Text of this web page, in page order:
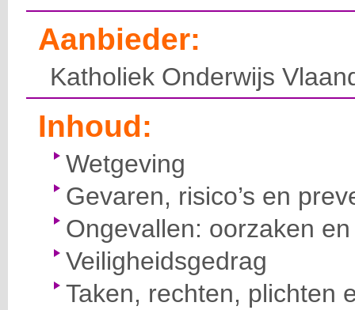
Aanbieder:
Katholiek Onderwijs
Inhoud:
Wetgeving
Gevaren, risico’s en
Ongevallen: oorzaken
Veiligheidsgedrag
Taken, rechten, plichten